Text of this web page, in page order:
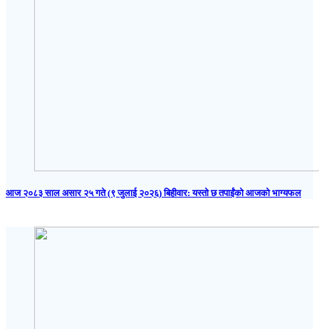
आज २०८३ साल असार २५ गते (९ जुलाई २०२६) बिहीवार: यस्तो छ तपाईंको आजको भाग्यफल